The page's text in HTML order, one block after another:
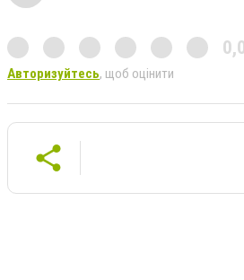
Авторизуйтесь, щоб оцінити